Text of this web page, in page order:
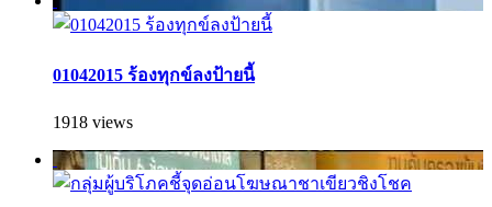
01042015 ร้องทุกข์ลงป้ายนี้
1918 views